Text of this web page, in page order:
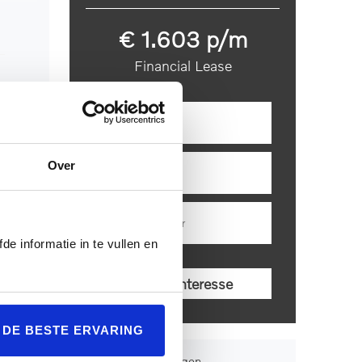
Over
informatie in te vullen en
BESTE ERVARING
en
€ 1.603 p/m
Financial Lease